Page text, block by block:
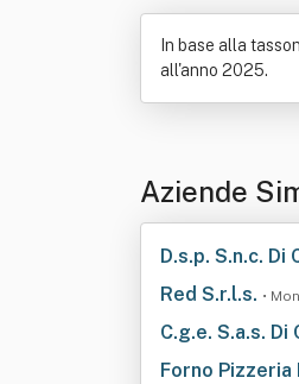
In base alla
all'anno 2025.
Aziende
D.s.p. S.n.c. Di
Red S.r.l.s. •
C.g.e. S.a.s. Di
Forno Pizzeria